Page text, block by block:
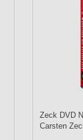
Zeck DVD
Carsten